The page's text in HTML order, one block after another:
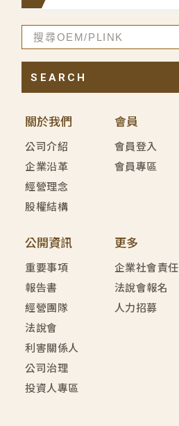
關於我們
公司介紹
企業沿革
經營理念
股權結構
會員
會員登入
會員專區
公開資訊
重要事項
報告書
經營團隊
法說會
利害關係人
公司治理
投資人專區
更多
企業社會責任
法說會報名
人力招募
SEARCH